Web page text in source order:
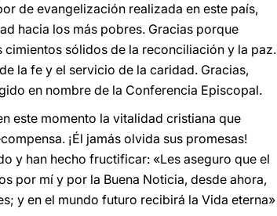
de evangelización realizada en este país,
hacia los más pobres. Gracias porque
sólidos de la reconciliación y la paz.
la fe y el servicio de la caridad. Gracias,
en nombre de la Conferencia Episcopal.
este momento la vitalidad cristiana que
¡Él jamás olvida sus promesas!
y han hecho fructificar: «Les aseguro que el
por mí y por la Buena Noticia, desde ahora,
y en el mundo futuro recibirá la Vida eterna»